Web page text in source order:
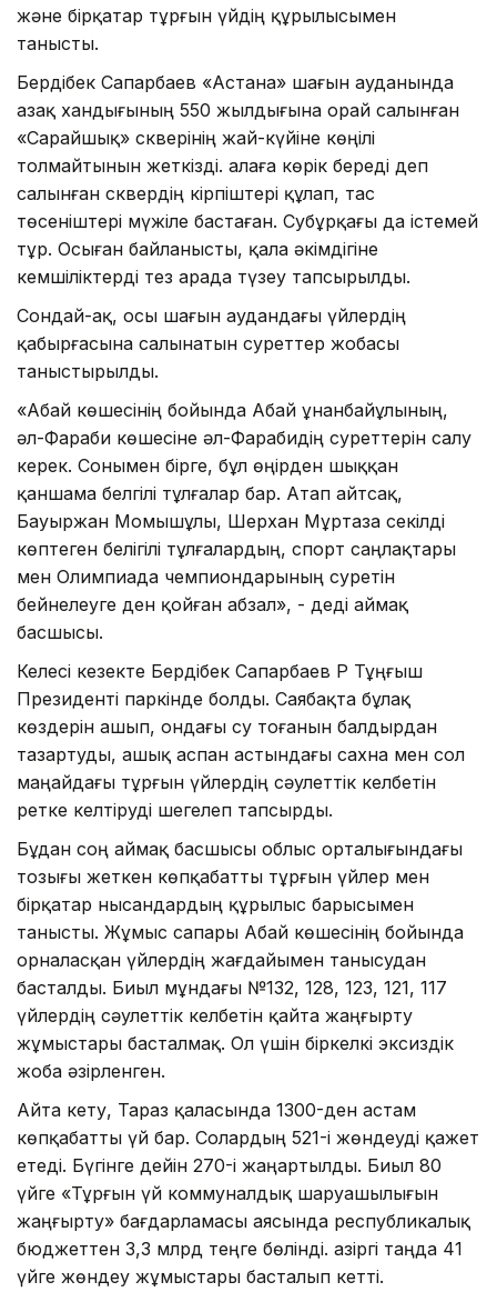
және бірқатар тұрғын үйдің құрылысымен
танысты.
Бердібек Сапарбаев «Астана» шағын ауданында
Қазақ хандығының 550 жылдығына орай салынған
«Сарайшық» скверінің жай-күйіне көңілі
толмайтынын жеткізді. Қалаға көрік береді деп
салынған сквердің кірпіштері құлап, тас
төсеніштері мүжіле бастаған. Субұрқағы да істемей
тұр. Осыған байланысты, қала әкімдігіне
кемшіліктерді тез арада түзеу тапсырылды.
Сондай-ақ, осы шағын аудандағы үйлердің
қабырғасына салынатын суреттер жобасы
таныстырылды.
«Абай көшесінің бойында Абай Құнанбайұлының,
әл-Фараби көшесіне әл-Фарабидің суреттерін салу
керек. Сонымен бірге, бұл өңірден шыққан
қаншама белгілі тұлғалар бар. Атап айтсақ,
Бауыржан Момышұлы, Шерхан Мұртаза секілді
көптеген белігілі тұлғалардың, спорт саңлақтары
мен Олимпиада чемпиондарының суретін
бейнелеуге ден қойған абзал», - деді аймақ
басшысы.
Келесі кезекте Бердібек Сапарбаев ҚР Тұңғыш
Президенті паркінде болды. Саябақта бұлақ
көздерін ашып, ондағы су тоғанын балдырдан
тазартуды, ашық аспан астындағы сахна мен сол
маңайдағы тұрғын үйлердің сәулеттік келбетін
ретке келтіруді шегелеп тапсырды.
Бұдан соң аймақ басшысы облыс орталығындағы
тозығы жеткен көпқабатты тұрғын үйлер мен
бірқатар нысандардың құрылыс барысымен
танысты. Жұмыс сапары Абай көшесінің бойында
орналасқан үйлердің жағдайымен танысудан
басталды. Биыл мұндағы №132, 128, 123, 121, 117
үйлердің сəулеттік келбетін қайта жаңғырту
жұмыстары басталмақ. Ол үшін біркелкі эксиздік
жоба әзірленген.
Айта кету, Тараз қаласында 1300-ден астам
көпқабатты үй бар. Солардың 521-і жөндеуді қажет
етеді. Бүгінге дейін 270-і жаңартылды. Биыл 80
үйге «Тұрғын үй коммуналдық шаруашылығын
жаңғырту» бағдарламасы аясында республикалық
бюджеттен 3,3 млрд теңге бөлінді. Қазіргі таңда 41
үйге жөндеу жұмыстары басталып кетті.